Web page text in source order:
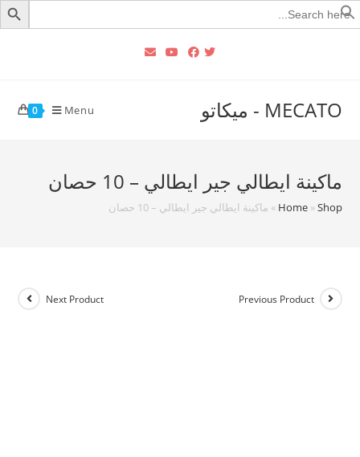
Search
for:
MECATO - ميكاتو 0 Menu
ماكينة ايطالي جير ايطالي – 10 حصان
Home»Shop
» ماكينة ايطالي جير ايطالي – 10 حصان
Previous Product
Next Product